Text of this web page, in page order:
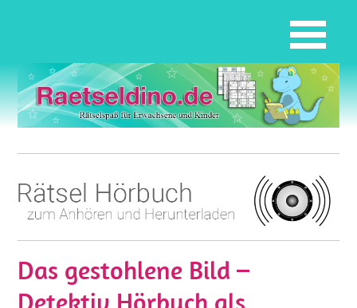
Das gestohlene Bild –
Detektiv Hörbuch als